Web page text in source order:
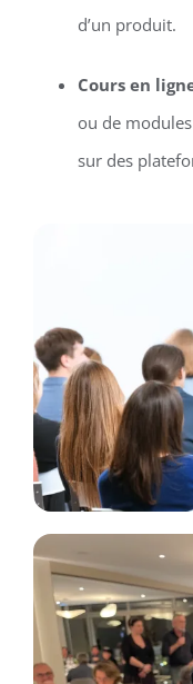
d’un produit.
Cours en
ou de
sur des